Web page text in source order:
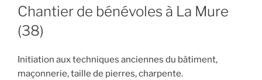
LE
Chantier de bénévoles à La Mure
(38)
Initiation aux techniques anciennes du bâtiment,
maçonnerie, taille de pierres, charpente.